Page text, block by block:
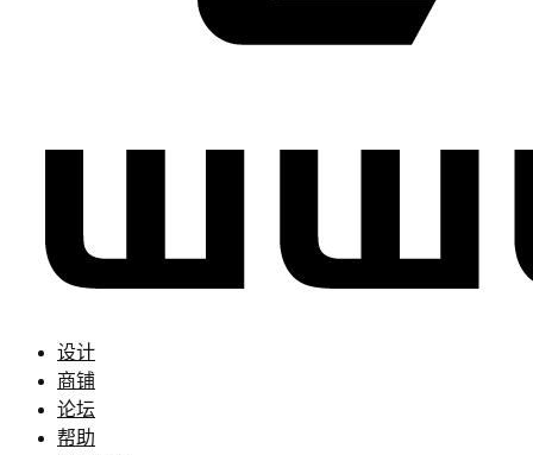
设计
商铺
论坛
帮助